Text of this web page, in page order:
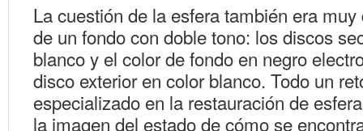
La cuestión de la esfera también era
de un fondo con doble tono: los discos
blanco y el color de fondo en negro
disco exterior en color blanco. Todo un
especializado en la restauración de
la imagen del estado de cómo se